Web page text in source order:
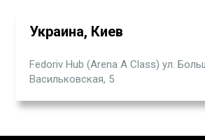
Украина, Киев
Fedoriv Hub (Arena A Class) ул.
Васильковская, 5